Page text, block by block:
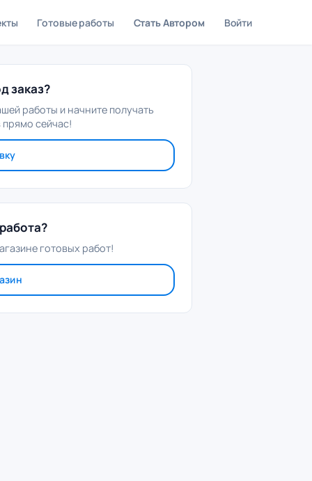
Готовые работы Стать Автором Войти
заказ?
работы и начните получать
сейчас!
готовых работ!